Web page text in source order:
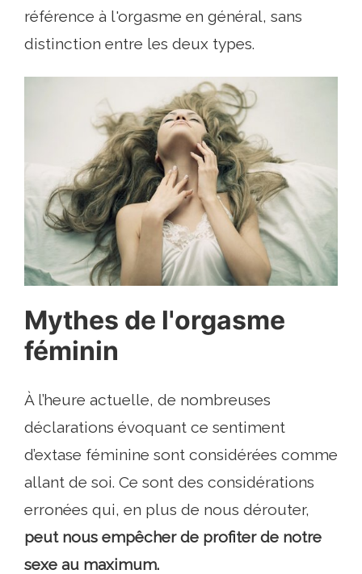
référence à l'orgasme en général, sans
distinction entre les deux types.
Mythes de l'orgasme
féminin
À l’heure actuelle, de nombreuses
déclarations évoquant ce sentiment
d’extase féminine sont considérées comme
allant de soi. Ce sont des considérations
erronées qui, en plus de nous dérouter,
peut nous empêcher de profiter de notre
sexe au maximum.